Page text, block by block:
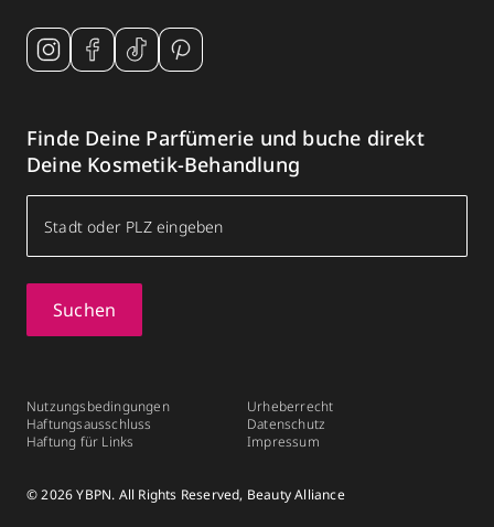
Finde Deine Parfümerie und buche direkt
Deine Kosmetik-Behandlung
Suchen
Nutzungsbedingungen
Haftungsausschluss
Haftung für Links
Urheberrecht
Datenschutz
Impressum
© 2026 YBPN. All Rights Reserved, Beauty Alliance